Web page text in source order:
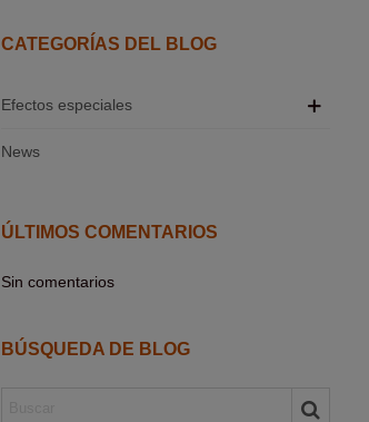
CATEGORÍAS DEL BLOG
Efectos especiales
News
ÚLTIMOS COMENTARIOS
Sin comentarios
BÚSQUEDA DE BLOG